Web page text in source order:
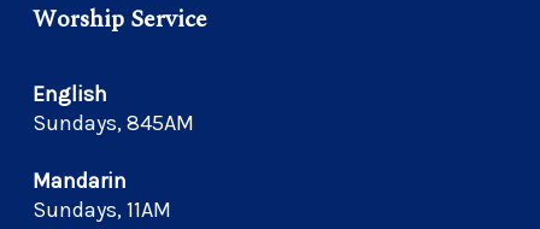
Worship Service
English
Sundays, 845AM
Mandarin
Sundays, 11AM